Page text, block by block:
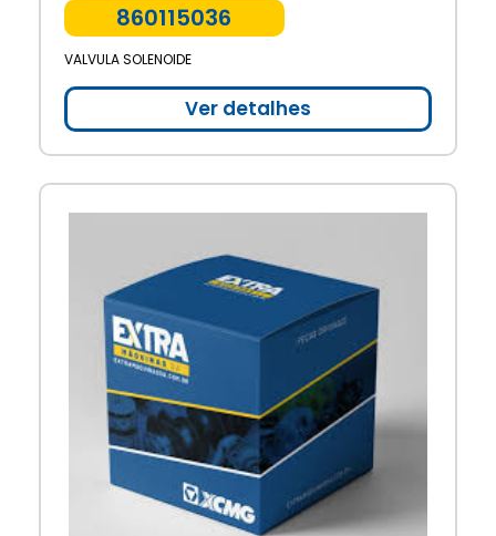
860115036
VALVULA SOLENOIDE
Ver detalhes